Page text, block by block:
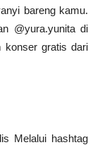
bareng kamu.
@yura.yunita di
konser gratis dari
Melalui hashtag